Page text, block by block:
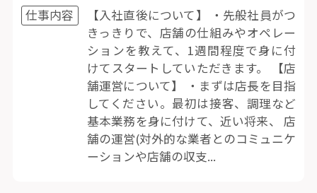
仕事内容
【入社直後について】 ・先般社員がつ
きっきりで、店舗の仕組みやオペレー
ションを教えて、1週間程度で身に付
けてスタートしていただきます。 【店
舗運営について】 ・まずは店長を目指
してください。最初は接客、調理など
基本業務を身に付けて、近い将来、 店
舗の運営(対外的な業者とのコミュニケ
ーションや店舗の収支...